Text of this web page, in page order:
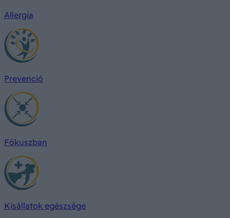
Allergia
Prevenció
Fókuszban
Kisállatok egészsége